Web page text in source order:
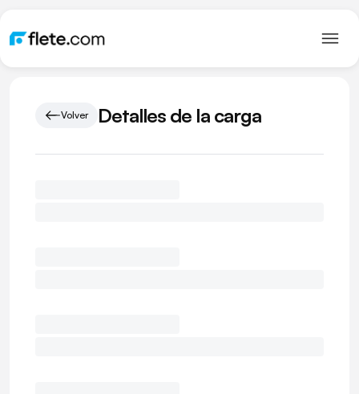
Volver Detalles de la carga